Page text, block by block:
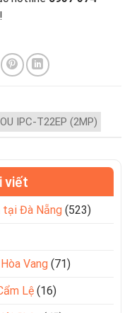
IPC-T22EP (2MP)
viết
tại Đà Nẵng (523)
Vang (71)
Lệ (16)